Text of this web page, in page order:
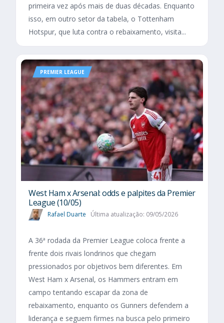
primeira vez após mais de duas décadas. Enquanto
isso, em outro setor da tabela, o Tottenham
Hotspur, que luta contra o rebaixamento, visita...
PREMIER LEAGUE
West Ham x Arsenal: odds e palpites da Premier
League (10/05)
Rafael Duarte Última atualização: 09/05/2026
A 36ª rodada da Premier League coloca frente a
frente dois rivais londrinos que chegam
pressionados por objetivos bem diferentes. Em
West Ham x Arsenal, os Hammers entram em
campo tentando escapar da zona de
rebaixamento, enquanto os Gunners defendem a
liderança e seguem firmes na busca pelo primeiro